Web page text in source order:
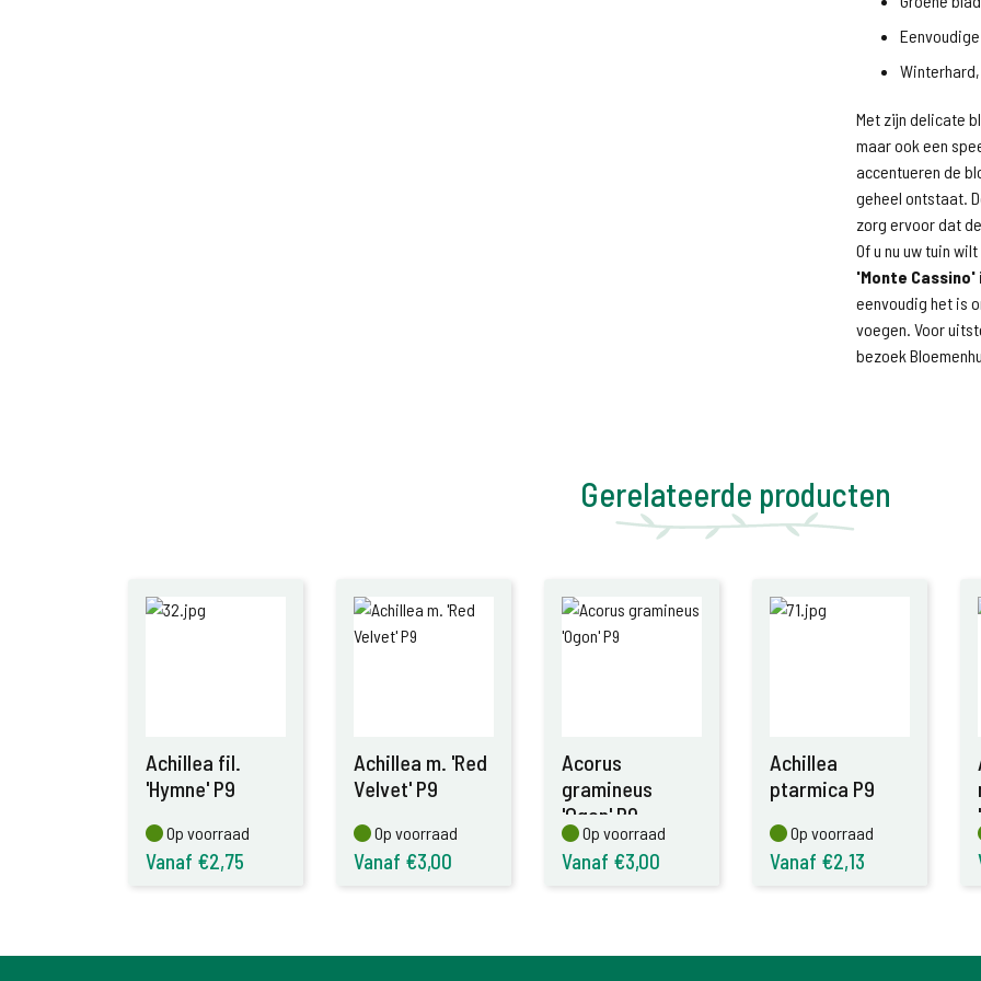
Met zijn delicate
maar ook een
accentueren de
geheel ontstaat.
zorg ervoor dat
Of u nu uw tuin
'Monte Cassino'
eenvoudig het is
voegen. Voor
bezoek
Gerelateerde producten
Achillea fil.
'Hymne' P9
Op voorraad
Op voorraad
Vanaf €2,75
Achillea m. 'Red
Velvet' P9
Op voorraad
Op voorraad
Vanaf €3,00
Acorus
gramineus
'Ogon' P9
Op voorraad
Op voorraad
Vanaf €3,00
Achillea
ptarmica P9
Op voorraad
Op voorraad
Vanaf €2,13